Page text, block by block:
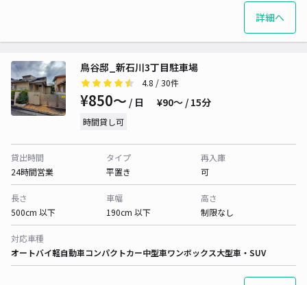
詳細へ
鳥谷邸_新石川3丁目駐車場
4.8 / 30件
¥850〜 / 日 ¥90〜 / 15分
時間貸し可
貸出時間
24時間営業
タイプ
平置き
再入庫
可
長さ
500cm 以下
車幅
190cm 以下
高さ
制限なし
対応車種
オートバイ軽自動車コンパクトカー中型車ワンボックス大型車・SUV